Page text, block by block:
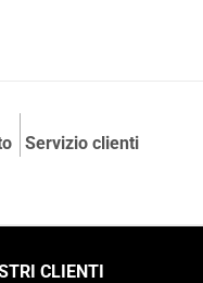
Servizio clienti
CLIENTI